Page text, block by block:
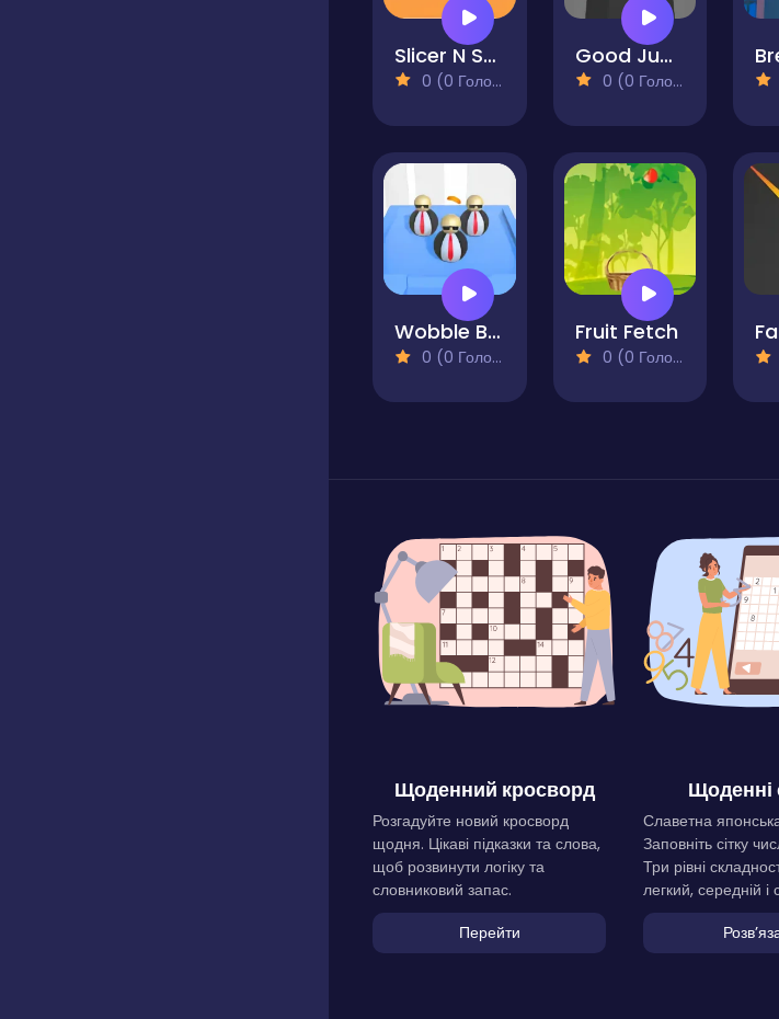
Slicer N Scale
0 (0 Голосів)
Good Jump
0 (0 Голосів)
Wobble Boss
0 (0 Голосів)
Fruit Fetch
0 (0 Голосів)
Щоденний кросворд
Розгадуйте новий кросворд
щодня. Цікаві підказки та слова,
щоб розвинути логіку та
словниковий запас.
Перейти
Щоденні
Славетна
Заповніть сітку
Три рівні
легкий, середній і